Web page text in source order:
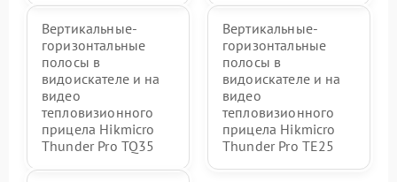
Вертикальные-
горизонтальные
полосы в
видоискателе и на
видео
тепловизионного
прицела Hikmicro
Thunder Pro TQ35
Вертикальные-
горизонтальные
полосы в
видоискателе и на
видео
тепловизионного
прицела Hikmicro
Thunder Pro TE25